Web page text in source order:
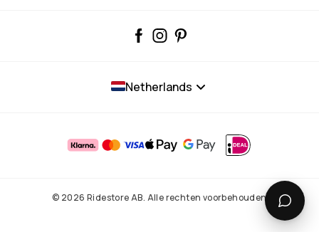
Netherlands
© 2026 Ridestore AB. Alle rechten voorbehouden